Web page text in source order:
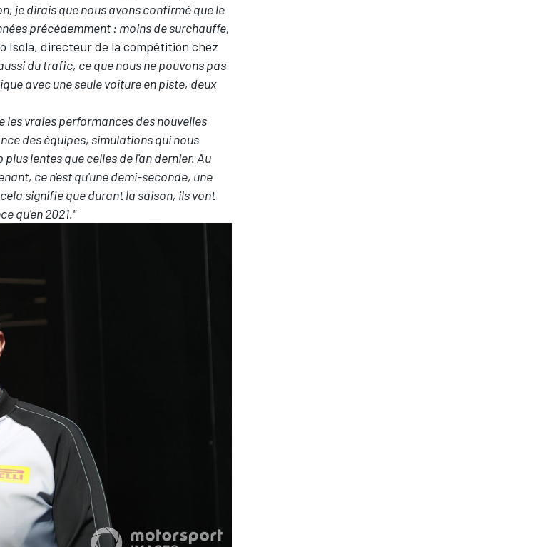
je dirais que nous avons confirmé que le
précédemment : moins de surchauffe,
Isola, directeur de la compétition chez
du trafic, ce que nous ne pouvons pas
avec une seule voiture en piste, deux
vraies performances des nouvelles
des équipes, simulations qui nous
lentes que celles de l'an dernier. Au
ce n'est qu'une demi-seconde, une
signifie que durant la saison, ils vont
qu'en 2021."